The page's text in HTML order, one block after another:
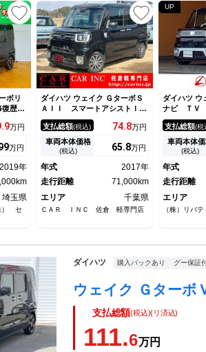
ボリ
歴な
Ｃ
ｏｔ
ルチ
キー
Ｄ フ
9万円
万円
2019年
埼玉県
） セ
ダイハツ ウェイク ＧターボＳ
ＡＩＩ スマートアシストＩ
Ｉ レーンアシスト 両側パワ
ースライドドア 社外ＳＤナ
ビ フルセグテレビ Ｂｌｕｅ
ｔｏｏｔｈオーディオ ＬＥＤ
アイドリングストップ アイド
リングストップ
支払総額(税込) 74.8万円
車両本体価格
(税込) 65.8万円
年式
2017年
走行距離
71,000km
エリア
千葉県
ＣＡＲ ＩＮＣ 佐倉 軽専門店
UP
ダイハツ
ナビ ＴＶ
メラ 両側
衝突被害軽
ライト ス
リングス
ＣＤ ＵＳ
ｔｈ
支払総額(税
車両本体
(税込)
年式
走行距離
エリア
（株）リバ
ダイハツ 購入パックあり グー保証
支払総額(税込)(リ済込)
111.6万円